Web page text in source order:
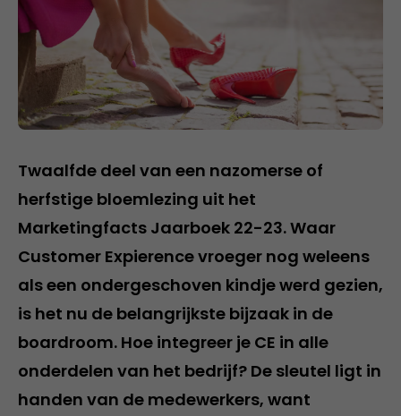
Twaalfde deel van een nazomerse of
herfstige bloemlezing uit het
Marketingfacts Jaarboek 22-23. Waar
Customer Expierence vroeger nog weleens
als een ondergeschoven kindje werd gezien,
is het nu de belangrijkste bijzaak in de
boardroom. Hoe integreer je CE in alle
onderdelen van het bedrijf? De sleutel ligt in
handen van de medewerkers, want